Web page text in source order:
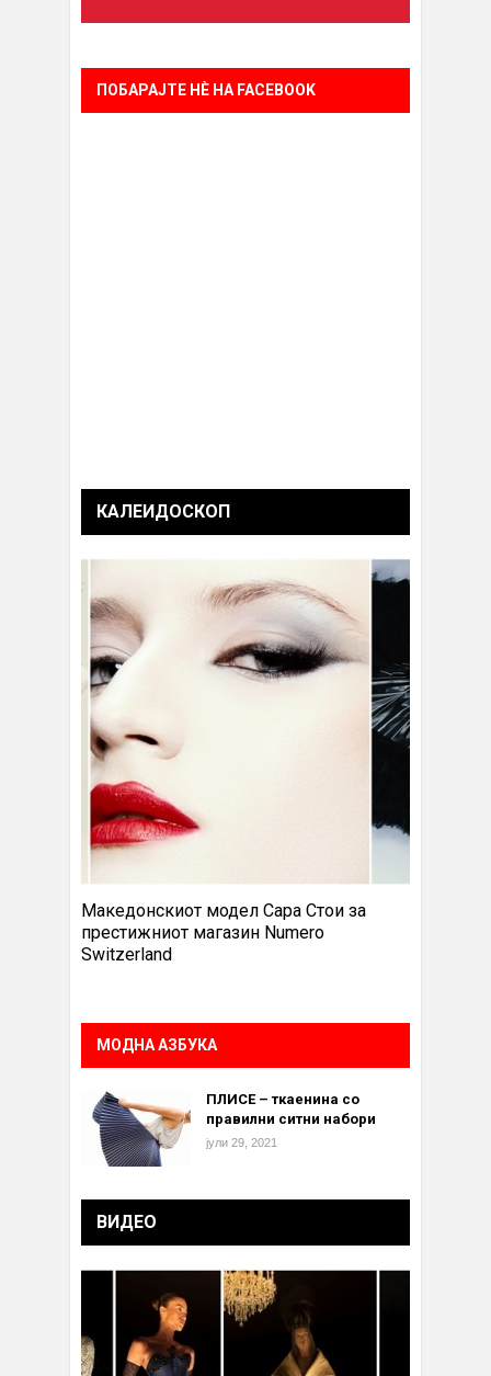
ПОБАРАЈТЕ НÈ НА FACEBOOK
КАЛЕИДОСКОП
Македонскиот модел Сара Стои за
престижниот магазин Numero
Switzerland
МОДНА АЗБУКА
ПЛИСЕ – ткаенина со
правилни ситни набори
јули 29, 2021
ВИДЕО